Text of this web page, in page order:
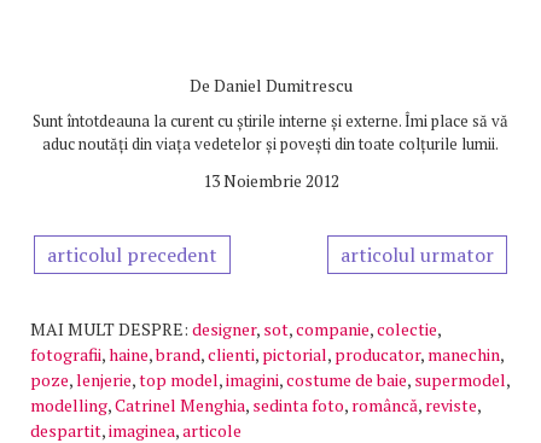
De Daniel Dumitrescu
Sunt întotdeauna la curent cu știrile interne și externe. Îmi place să vă
aduc noutăți din viața vedetelor și povești din toate colțurile lumii.
13 Noiembrie 2012
articolul precedent articolul urmator
MAI MULT DESPRE: designer, sot,companie,colectie,
fotografii,haine,brand,clienti, pictorial, producator, manechin,
poze,lenjerie,top model,imagini,costume de baie, supermodel,
modelling,Catrinel Menghia, sedinta foto, româncă, reviste,
despartit,imaginea,articole